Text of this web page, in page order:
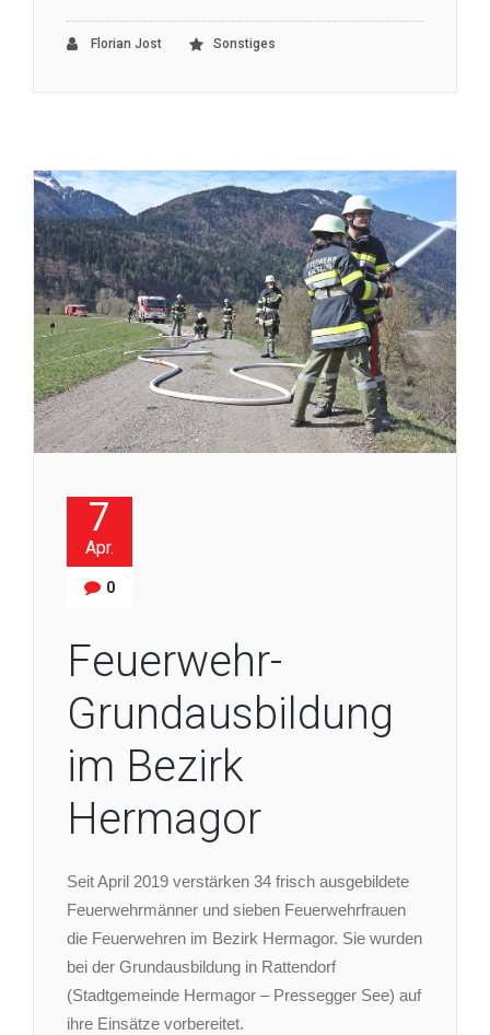
Florian Jost Sonstiges
7
Apr.
0
Feuerwehr-
Grundausbildung
im Bezirk
Hermagor
Seit April 2019 verstärken 34 frisch ausgebildete
Feuerwehrmänner und sieben Feuerwehrfrauen
die Feuerwehren im Bezirk Hermagor. Sie wurden
bei der Grundausbildung in Rattendorf
(Stadtgemeinde Hermagor – Pressegger See) auf
ihre Einsätze vorbereitet.